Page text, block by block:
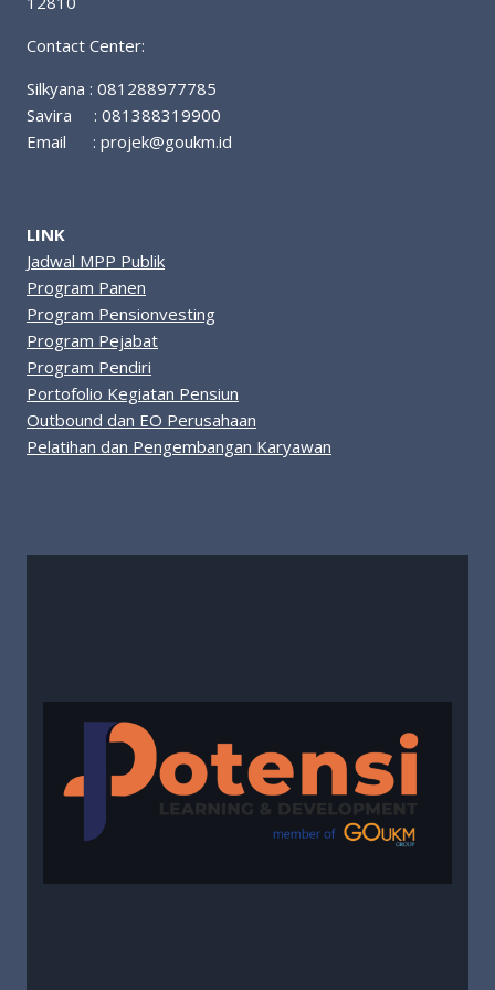
Contact Center:
Silkyana : 081288977785
Savira : 081388319900
Email : projek@goukm.id
LINK
Jadwal MPP Publik
Program Panen
Program Pensionvesting
Program Pejabat
Program Pendiri
Portofolio Kegiatan Pensiun
Outbound dan EO Perusahaan
Pelatihan dan Pengembangan Karyawan